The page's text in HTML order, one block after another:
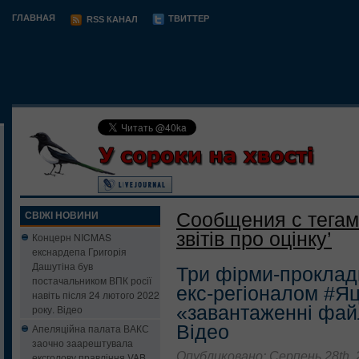
ГЛАВНАЯ RSS КАНАЛ ТВИТТЕР
СВІЖІ НОВИНИ
Концерн NICMAS
екснардепа Григорія
Дашутіна був
постачальником ВПК росії
навіть після 24 лютого 2022
року. Відео
Апеляційна палата ВАКС
заочно заарештувала
Сообщения с
звітів про оцінку’
Три фірми-
екс-регіоналом
«завантаженні
Відео
Опубликовано: Серпень 28th,